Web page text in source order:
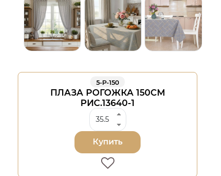
5-Р-150
ПЛАЗА РОГОЖКА 150СМ
РИС.13640-1
Купить